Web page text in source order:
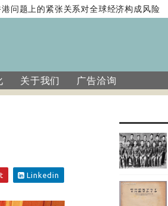
题上的紧张关系对全球经济构成风险
关于我们 广告洽询
Linkedin